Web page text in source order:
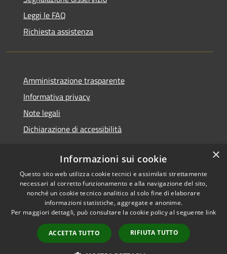
Leggi le FAQ
Richiesta assistenza
Amministrazione trasparente
Informativa privacy
Note legali
Dichiarazione di accessibilità
RSS
Accessibilità
Cookie
Mappa del sito
Statistiche riferite al
Copyright © 2026 • Comune di
Casei Gerola • Powered by
Municipium•Accesso
redazione
×
Informazioni sui cookie
Questo sito web utilizza cookie tecnici e assimilati strettamente
necessari al corretto funzionamento e alla navigazione del sito,
nonché un cookie tecnico analitico al solo fine di elaborare
informazioni statistiche, aggregate e anonime.
Per maggiori dettagli, può consultare la cookie policy al seguente link
ACCETTA TUTTO RIFIUTA TUTTO